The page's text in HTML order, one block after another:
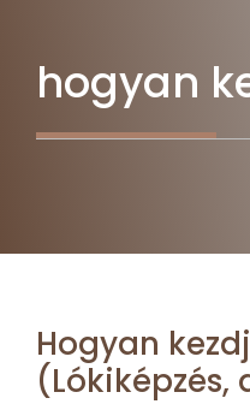
hogyan
Hogyan
(Lókiképzés,